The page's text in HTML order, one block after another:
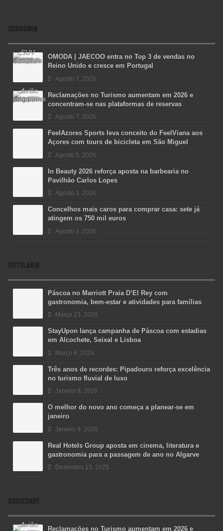
ECONOMIA
OMODA | JAECOO entra no Top 3 de vendas no
Reino Unido e cresce em Portugal
Agosto 7, 2026
Reclamações no Turismo aumentam em 2026 e
concentram-se nas plataformas de reservas
Agosto 7, 2026
FeelAzores Sports leva conceito do FeelViana aos
Açores com tours de bicicleta em São Miguel
Agosto 5, 2026
In Beauty 2026 reforça aposta na barbearia no
Pavilhão Carlos Lopes
Agosto 3, 2026
Concelhos mais caros para comprar casa: sete já
atingem os 750 mil euros
Agosto 3, 2026
HOTELARIA
Páscoa no Marriott Praia D’El Rey com
gastronomia, bem-estar e atividades para famílias
Março 23, 2026
StayUpon lança campanha de Páscoa com estadias
em Alcochete, Seixal e Lisboa
Março 6, 2026
Três anos de recordes: Pipadouro reforça excelência
no turismo fluvial de luxo
Janeiro 9, 2026
O melhor do novo ano começa a planear-se em
janeiro
Janeiro 9, 2026
Real Hotels Group aposta em cinema, literatura e
gastronomia para a passagem de ano no Algarve
Dezembro 15, 2025
SOCIEDADE
Reclamações no Turismo aumentam em 2026 e